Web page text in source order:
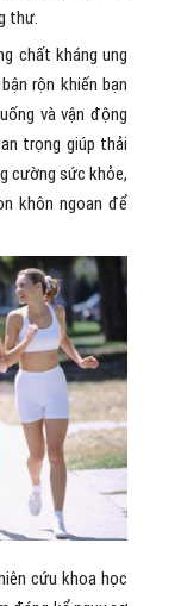
thư.
chất kháng ung
rộn khiến bạn
và vận động
trọng giúp thải
cường sức khỏe,
khôn ngoan để
cứu khoa học